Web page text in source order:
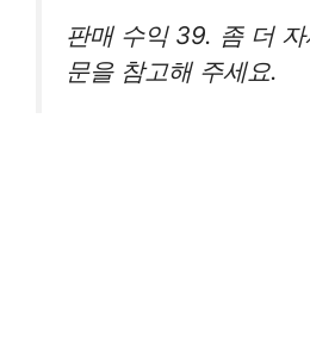
판매 수익 39. 좀 더
문을 참고해 주세요.